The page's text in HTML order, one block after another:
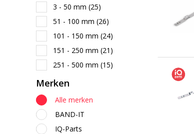
3 - 50 mm (25)
51 - 100 mm (26)
101 - 150 mm (24)
151 - 250 mm (21)
251 - 500 mm (15)
Merken
Alle merken
BAND-IT
IQ-Parts